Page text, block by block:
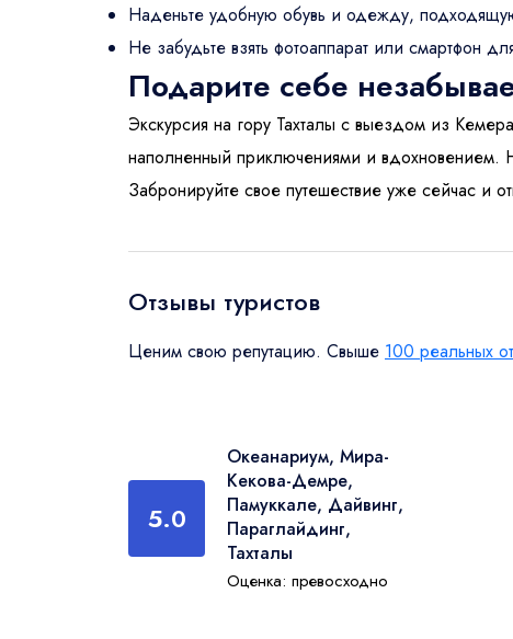
Наденьте удобную обувь и одежду,
Не забудьте взять фотоаппарат или смартфон
Подарите себе
Экскурсия на гору Тахталы с выездом из
наполненный приключениями и вдохновением.
Забронируйте свое путешествие уже сейчас и
Отзывы туристов
Ценим свою репутацию. Свыше 100 реальных
5.0
Океанариум, Мира-
Кекова-Демре,
Памуккале, Дайвинг,
Параглайдинг,
Тахталы
Оценка: превосходно